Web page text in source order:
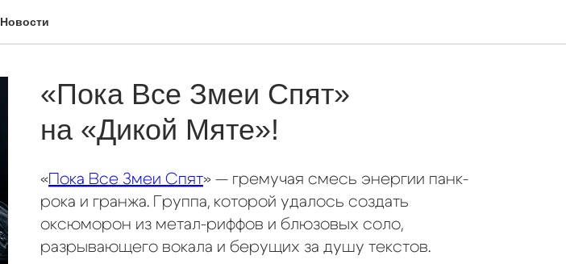
Новости
«Пока Все Змеи Спят»
на «Дикой Мяте»!
« Пока Все Змеи Спят» — гремучая смесь энергии панк-
рока и гранжа. Группа, которой удалось создать
оксюморон из метал-риффов и блюзовых соло,
разрывающего вокала и берущих за душу текстов.